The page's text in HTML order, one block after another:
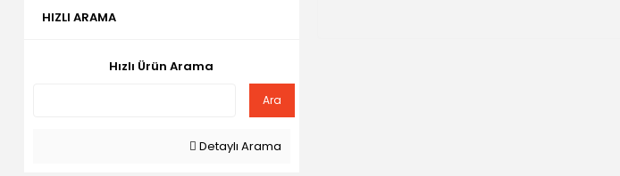
HIZLI ARAMA
Hızlı Ürün Arama
Ara
Detaylı Arama